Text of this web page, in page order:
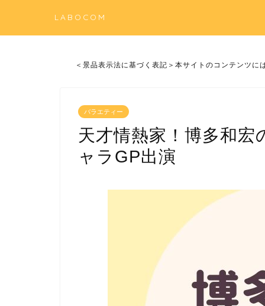
LABOCOM
＜景品表示法に基づく表記＞本サイトのコンテンツ
バラエティー
天才情熱家！博多和
ャラGP出演